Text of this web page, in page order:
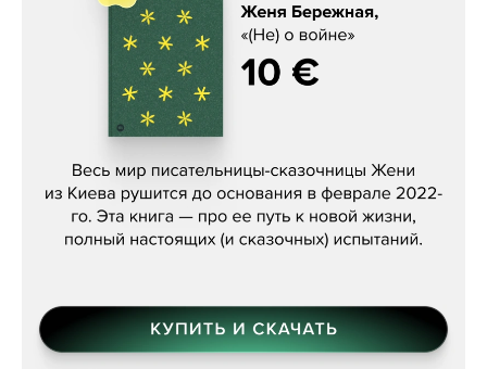
Женя Бережная, «(Не) о войне»